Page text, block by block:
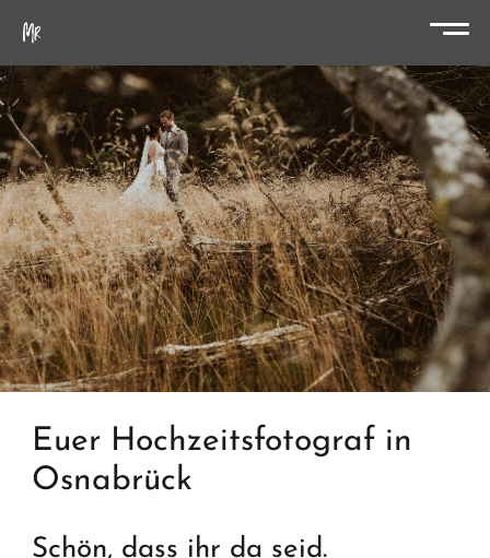
Euer Hochzeitsfotograf in
Osnabrück
Schön, dass ihr da seid.